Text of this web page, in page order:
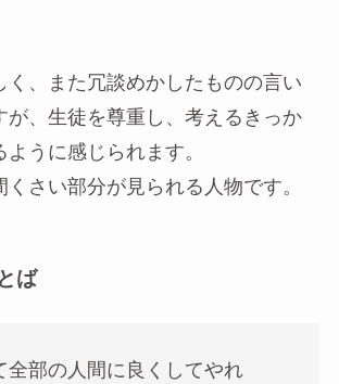
く、また冗談めかしたものの言い
が、生徒を尊重し、考えるきっか
うに感じられます。
さい部分が見られる人物です。
ば
全部の人間に良くしてやれ